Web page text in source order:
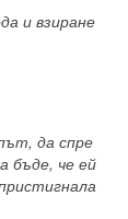
и взиране
да спре
бъде, че ей